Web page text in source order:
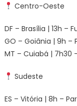
Centro-Oeste
DF – Brasília | 13h –
GO – Goiânia | 9h –
MT – Cuiabá | 7h30
Sudeste
ES – Vitória | 8h –